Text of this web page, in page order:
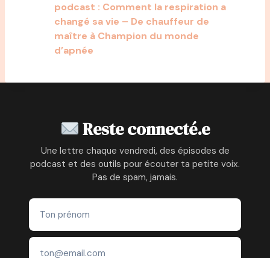
podcast : Comment la respiration a
changé sa vie – De chauffeur de
maître à Champion du monde
d’apnée
Reste connecté.e
Une lettre chaque vendredi, des épisodes de
podcast et des outils pour écouter ta petite voix.
Pas de spam, jamais.